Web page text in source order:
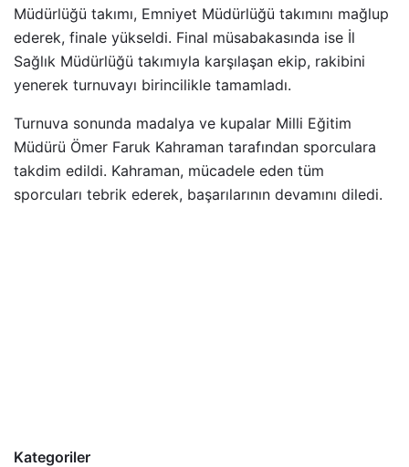
Müdürlüğü takımı, Emniyet Müdürlüğü takımını mağlup
ederek, finale yükseldi. Final müsabakasında ise İl
Sağlık Müdürlüğü takımıyla karşılaşan ekip, rakibini
yenerek turnuvayı birincilikle tamamladı.
Turnuva sonunda madalya ve kupalar Milli Eğitim
Müdürü Ömer Faruk Kahraman tarafından sporculara
takdim edildi. Kahraman, mücadele eden tüm
sporcuları tebrik ederek, başarılarının devamını diledi.
Kategoriler